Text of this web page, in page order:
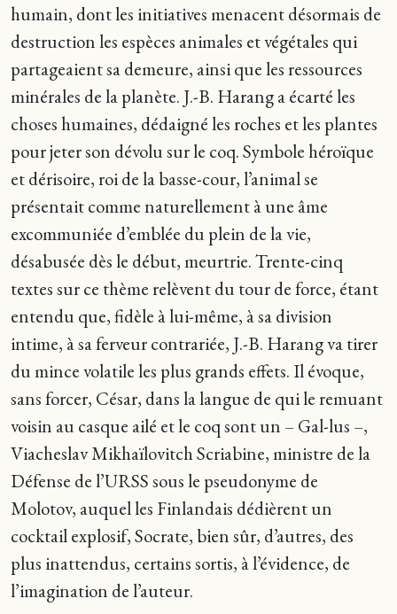
humain, dont les initiatives menacent désormais de
destruction les espèces animales et végétales qui
partageaient sa demeure, ainsi que les ressources
minérales de la planète. J.-B. Harang a écarté les
choses humaines, dédaigné les roches et les plantes
pour jeter son dévolu sur le coq. Symbole héroïque
et dérisoire, roi de la basse-cour, l’animal se
présentait comme naturellement à une âme
excommuniée d’emblée du plein de la vie,
désabusée dès le début, meurtrie. Trente-cinq
textes sur ce thème relèvent du tour de force, étant
entendu que, fidèle à lui-même, à sa division
intime, à sa ferveur contrariée, J.-B. Harang va tirer
du mince volatile les plus grands effets. Il évoque,
sans forcer, César, dans la langue de qui le remuant
voisin au casque ailé et le coq sont un – Gal-lus –,
Viacheslav Mikhaïlovitch Scriabine, ministre de la
Défense de l’URSS sous le pseudonyme de
Molotov, auquel les Finlandais dédièrent un
cocktail explosif, Socrate, bien sûr, d’autres, des
plus inattendus, certains sortis, à l’évidence, de
l’imagination de l’auteur.